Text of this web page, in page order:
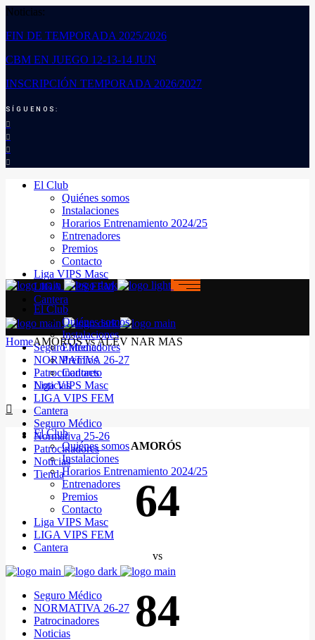
Noticias:
FIN DE TEMPORADA 2025/2026
CBM EN JUEGO 12-13-14 JUN
INSCRIPCIÓN TEMPORADA 2026/2027
SÍGUENOS:
El Club
Quiénes somos
Instalaciones
Horarios Entrenamiento 2024/25
Entrenadores
Premios
Contacto
Liga VIPS Masc
LIGA VIPS FEM
Cantera
Seguro Médico
NORMATIVA 26-27
Patrocinadores
Noticias
El Club
Quiénes somos
Instalaciones
Horarios Entrenamiento 2024/25
Entrenadores
Premios
Contacto
Liga VIPS Masc
LIGA VIPS FEM
Cantera
Seguro Médico
NORMATIVA 26-27
Patrocinadores
Noticias
El Club
Quiénes somos
Instalaciones
Entrenadores
Premios
Contacto
Liga VIPS Masc
LIGA VIPS FEM
Cantera
Seguro Médico
Normativa 25-26
Patrocinadores
Noticias
Tienda
HomeAMORÓS vs ALEV NAR MAS
AMORÓS
64
vs
84